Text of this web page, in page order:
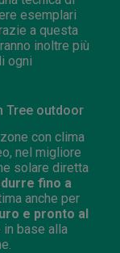
esemplari
a questa
inoltre più
ogni
Tree outdoor
con clima
nel migliore
solare diretta
fino a
anche per
e pronto al
in base alla